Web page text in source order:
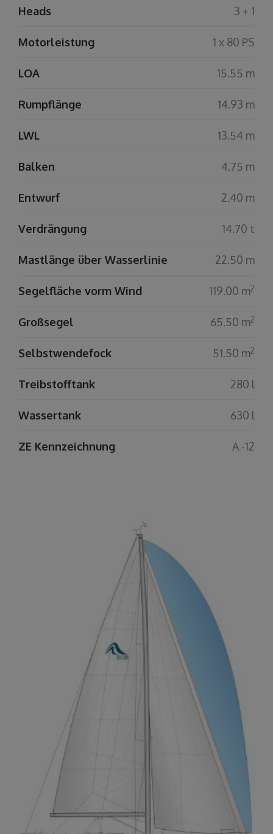
Heads 3 + 1
Motorleistung 1 x 80 PS
LOA 15.55 m
Rumpflänge 14.93 m
LWL 13.54 m
Balken 4.75 m
Entwurf 2.40 m
Verdrängung 14.70 t
Mastlänge über Wasserlinie 22.50 m
Segelfläche vorm Wind 119.00 m2
Großsegel 65.50 m2
Selbstwendefock 51.50 m2
Treibstofftank 280 l
Wassertank 630 l
ZE Kennzeichnung A -12